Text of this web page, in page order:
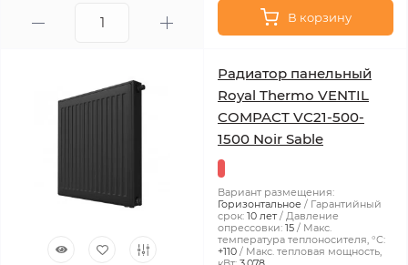
В корзину
Радиатор панельный
Royal Thermo VENTIL
COMPACT VC21-500-
1500 Noir Sable
Вариант размещения:
Горизонтальное
Гарантийный
срок: 10 лет
Давление
опрессовки: 15
Макс.
температура теплоносителя, °С:
+110
Макс. тепловая мощность,